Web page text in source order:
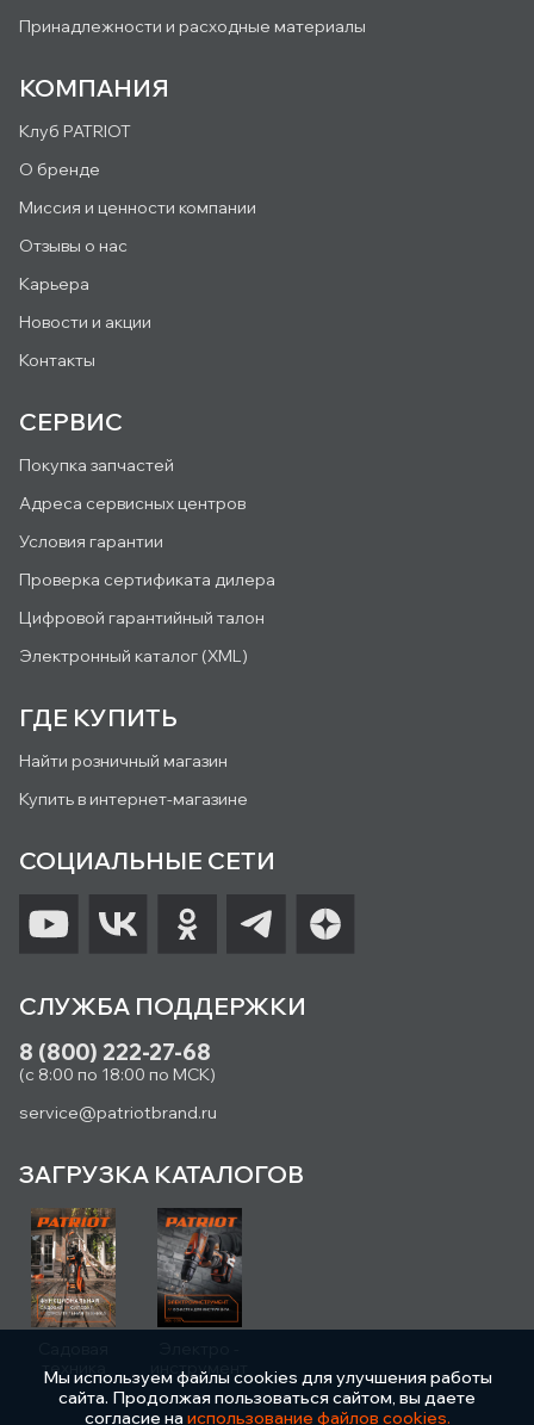
Принадлежности и расходные материалы
КОМПАНИЯ
Клуб PATRIOT
О бренде
Миссия и ценности компании
Отзывы о нас
Карьера
Новости и акции
Контакты
СЕРВИС
Покупка запчастей
Адреса сервисных центров
Условия гарантии
Проверка сертификата дилера
Цифровой гарантийный талон
Электронный каталог (XML)
ГДЕ КУПИТЬ
Найти розничный магазин
Купить в интернет-магазине
СОЦИАЛЬНЫЕ СЕТИ
СЛУЖБА ПОДДЕРЖКИ
8 (800) 222-27-68
(с 8:00 по 18:00 по МСК)
service@patriotbrand.ru
ЗАГРУЗКА КАТАЛОГОВ
техника
инструмент
Мы используем файлы cookies для улучшения работы
сайта. Продолжая пользоваться сайтом, вы даете
согласие на использование файлов cookies.